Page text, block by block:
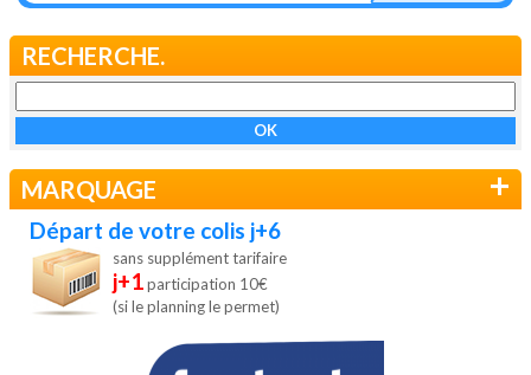
RECHERCHE.
+
MARQUAGE
Départ de votre colis j+6
sans supplément tarifaire
j+1participation 10€
(si le planning le permet)